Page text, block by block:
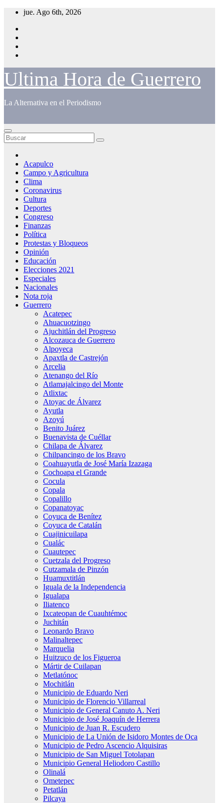
Saltar
contenido
jue. Ago 6th, 2026
Ultima Hora de Guerrero
La Alternativa en el Periodismo
Acapulco
Campo y Agricultura
Clima
Coronavirus
Cultura
Deportes
Congreso
Finanzas
Política
Protestas y Bloqueos
Opinión
Educación
Elecciones 2021
Especiales
Nacionales
Nota roja
Guerrero
Acatepec
Ahuacuotzingo
Ajuchitlán del Progreso
Alcozauca de Guerrero
Alpoyeca
Apaxtla de Castrejón
Arcelia
Atenango del Río
Atlamajalcingo del Monte
Atlixtac
Atoyac de Álvarez
Ayutla
Azoyú
Benito Juárez
Buenavista de Cuéllar
Chilapa de Álvarez
Chilpancingo de los Bravo
Coahuayutla de José María Izazaga
Cochoapa el Grande
Cocula
Copala
Copalillo
Copanatoyac
Coyuca de Benítez
Coyuca de Catalán
Cuajinicuilapa
Cualác
Cuautepec
Cuetzala del Progreso
Cutzamala de Pinzón
Huamuxtitlán
Iguala de la Independencia
Igualapa
Iliatenco
Ixcateopan de Cuauhtémoc
Juchitán
Leonardo Bravo
Malinaltepec
Marquelia
Huitzuco de los Figueroa
Mártir de Cuilapan
Metlatónoc
Mochitlán
Municipio de Eduardo Neri
Municipio de Florencio Villarreal
Municipio de General Canuto A. Neri
Municipio de José Joaquín de Herrera
Municipio de Juan R. Escudero
Municipio de La Unión de Isidoro Montes de Oca
Municipio de Pedro Ascencio Alquisiras
Municipio de San Miguel Totolapan
Municipio General Heliodoro Castillo
Olinalá
Ometepec
Petatlán
Pilcaya